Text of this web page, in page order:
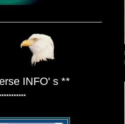
INFO' s **